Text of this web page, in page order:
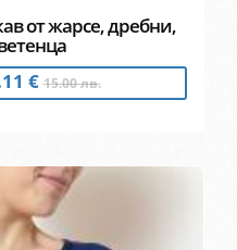
от жарсе, дребни,
€15.00 лв.